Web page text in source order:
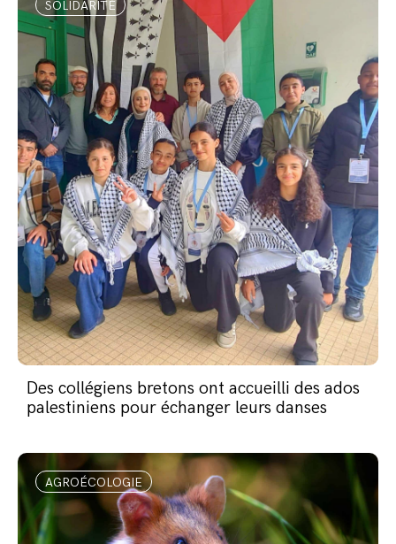
SOLIDARITÉ
Des collégiens bretons ont accueilli des ados
palestiniens pour échanger leurs danses
AGROÉCOLOGIE